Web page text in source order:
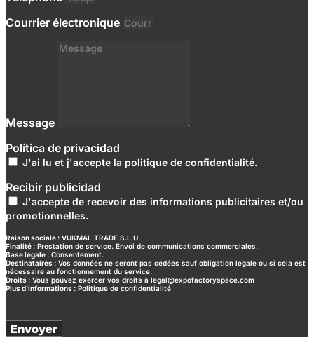
Courrier électronique
Message
Política de privacidad
J'ai lu et j'accepte la politique de confidentialité.
Recibir publicidad
J'accepte de recevoir des informations publicitaires et/ou
promotionnelles.
Raison sociale : VUKMAL TRADE S.L.U.
Finalité : Prestation de service. Envoi de communications commerciales.
Base légale : Consentement.
Destinataires : Vos données ne seront pas cédées sauf obligation légale ou si cela est
nécessaire au fonctionnement du service.
Droits : Vous pouvez exercer vos droits à legal@expofactoryspace.com
Plus d'informations : Politique de confidentialité
Envoyer